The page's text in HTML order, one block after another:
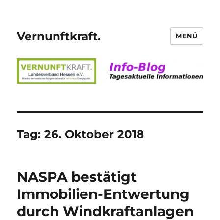
Vernunftkraft. MENÜ
Tag:26. Oktober 2018
NASPA bestätigt
Immobilien-Entwertung
durch Windkraftanlagen